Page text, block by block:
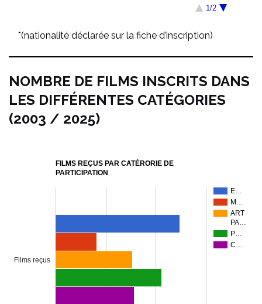
1/2
*(nationalité déclarée sur la fiche d’inscription)
NOMBRE DE FILMS INSCRITS DANS
LES DIFFÉRENTES CATÉGORIES
(2003 / 2025)
FILMS REÇUS PAR CATÉRORIE DE
PARTICIPATION
E…
M…
ART
PA…
P…
C…
Films reçus